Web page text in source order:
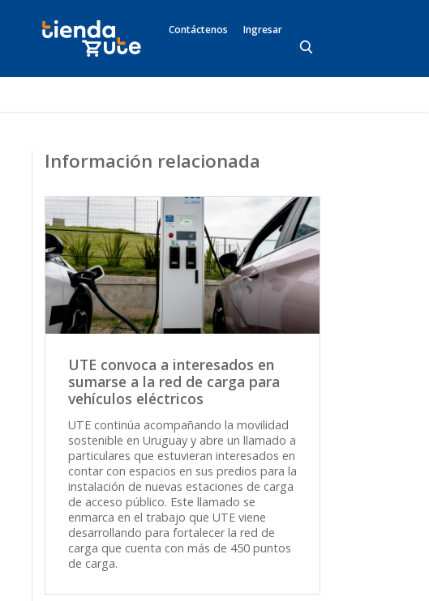
Contáctenos Ingresar
Información relacionada
UTE convoca a interesados en
sumarse a la red de carga para
vehículos eléctricos
UTE continúa acompañando la movilidad
sostenible en Uruguay y abre un llamado a
particulares que estuvieran interesados en
contar con espacios en sus predios para la
instalación de nuevas estaciones de carga
de acceso público. Este llamado se
enmarca en el trabajo que UTE viene
desarrollando para fortalecer la red de
carga que cuenta con más de 450 puntos
de carga.